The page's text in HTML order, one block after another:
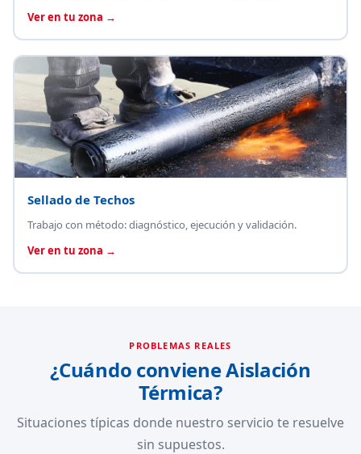
Ver en tu zona →
Sellado de Techos
Trabajo con método: diagnóstico, ejecución y validación.
Ver en tu zona →
PROBLEMAS REALES
¿Cuándo conviene Aislación
Térmica?
Situaciones típicas donde nuestro servicio te resuelve
sin supuestos.